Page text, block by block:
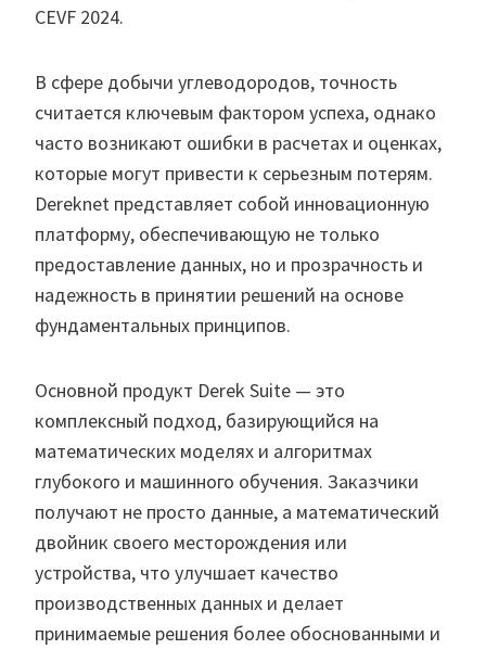
CEVF 2024.
В сфере добычи углеводородов, точность
считается ключевым фактором успеха, однако
часто возникают ошибки в расчетах и оценках,
которые могут привести к серьезным потерям.
Dereknet представляет собой инновационную
платформу, обеспечивающую не только
предоставление данных, но и прозрачность и
надежность в принятии решений на основе
фундаментальных принципов.
Основной продукт Derek Suite — это
комплексный подход, базирующийся на
математических моделях и алгоритмах
глубокого и машинного обучения. Заказчики
получают не просто данные, а математический
двойник своего месторождения или
устройства, что улучшает качество
производственных данных и делает
принимаемые решения более обоснованными и